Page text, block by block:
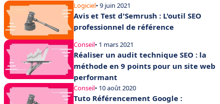
Logiciel• 9 juin 2021
Avis et Test d'Semrush : L'outil SEO
professionnel de référence
Conseil• 1 mars 2021
Réaliser un audit technique SEO : la
méthode en 9 points pour un site web
performant
Conseil• 10 août 2020
Tuto Référencement Google :